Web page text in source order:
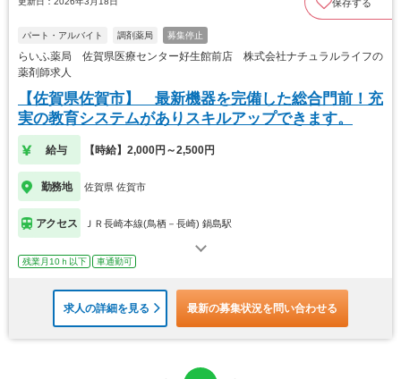
保存する
パート・アルバイト 調剤薬局 募集停止
らいふ薬局 佐賀県医療センター好生館前店 株式会社ナチュラルライフの
薬剤師求人
【佐賀県佐賀市】 最新機器を完備した総合門前！充
実の教育システムがありスキルアップできます。
給与 【時給】2,000円～2,500円
勤務地 佐賀県 佐賀市
アクセス ＪＲ長崎本線(鳥栖－長崎) 鍋島駅
残業月10ｈ以下 車通勤可
求人の詳細を見る 最新の募集状況を問い合わせる